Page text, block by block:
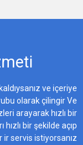
ve içeriye
olarak çilingir Ve
arayarak hızlı bir
bir şekilde açıp
ir servis istiyorsanız